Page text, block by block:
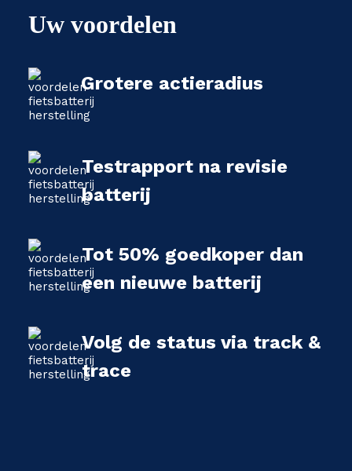
Uw voordelen
Grotere actieradius
Testrapport na revisie
batterij
Tot 50% goedkoper dan
een nieuwe batterij
Volg de status via track &
trace